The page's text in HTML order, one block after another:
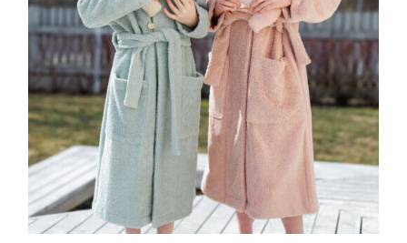
teha
tootelehel.